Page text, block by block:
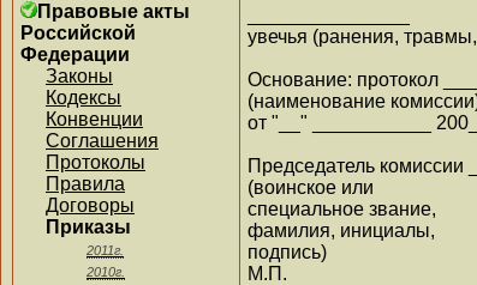
Правовые акты
Российской
Федерации
Законы
Кодексы
Конвенции
Соглашения
Протоколы
Правила
Договоры
Приказы
2011г.
2010г.
увечья (ранения, травмы,
Основание: протокол
(наименование
от "__" ___________ 200_
Председатель комиссии
(воинское или
специальное звание,
фамилия, инициалы,
подпись)
М.П.